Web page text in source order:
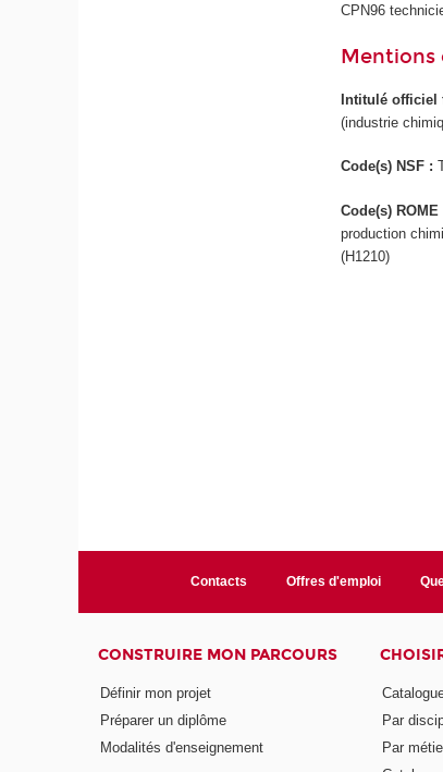
CPN96
Mentions
Intitulé officiel
(industrie
Code(s) NSF :
Code(s) ROME
production
(H1210)
Contacts Offres d'emploi
CONSTRUIRE MON PARCOURS
Définir mon projet
Préparer un diplôme
Modalités d'enseignement
Par
Par